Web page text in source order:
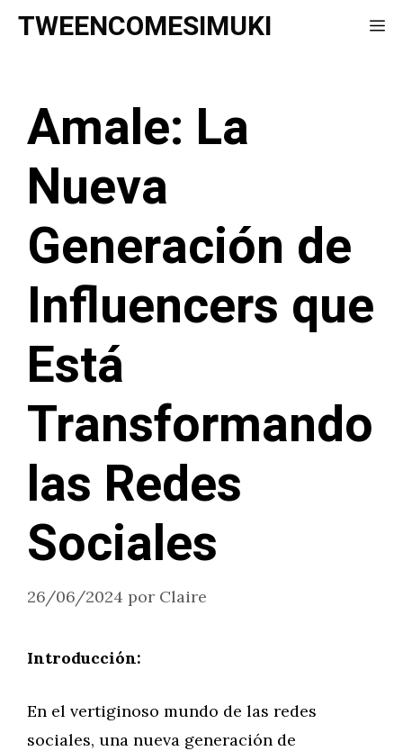
Saltar
TWEENCOMESIMUKI
Amale: La
Nueva
Generación de
Influencers que
Está
Transformando
las Redes
Sociales
26/06/2024 por Claire
Introducción:
En el vertiginoso mundo de las redes
sociales, una nueva generación de